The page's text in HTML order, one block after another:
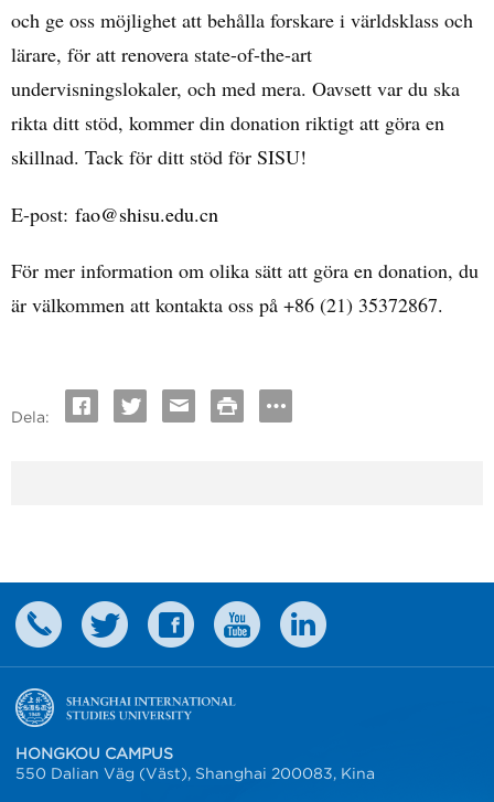
och ge oss möjlighet att behålla forskare i världsklass och
lärare, för att renovera state-of-the-art
undervisningslokaler, och med mera. Oavsett var du ska
rikta ditt stöd, kommer din donation riktigt att göra en
skillnad. Tack för ditt stöd för SISU!
E-post: fao@shisu.edu.cn
För mer information om olika sätt att göra en donation, du
är välkommen att kontakta oss på +86 (21) 35372867.
Dela:
HONGKOU CAMPUS
550 Dalian Väg (Väst), Shanghai 200083, Kina